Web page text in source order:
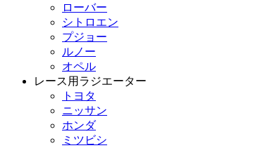
ローバー
シトロエン
プジョー
ルノー
オペル
レース用ラジエーター
トヨタ
ニッサン
ホンダ
ミツビシ